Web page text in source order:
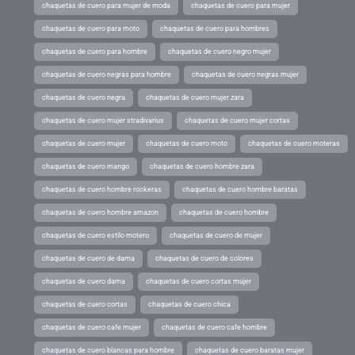
chaquetas de cuero para mujer de moda chaquetas de cuero para mujer
chaquetas de cuero para moto chaquetas de cuero para hombres
chaquetas de cuero para hombre chaquetas de cuero negro mujer
chaquetas de cuero negras para hombre chaquetas de cuero negras mujer
chaquetas de cuero negra chaquetas de cuero mujer zara
chaquetas de cuero mujer stradivarius chaquetas de cuero mujer cortas
chaquetas de cuero mujer chaquetas de cuero moto chaquetas de cuero moteras
chaquetas de cuero mango chaquetas de cuero hombre zara
chaquetas de cuero hombre rockeras chaquetas de cuero hombre baratas
chaquetas de cuero hombre amazon chaquetas de cuero hombre
chaquetas de cuero estilo motero chaquetas de cuero de mujer
chaquetas de cuero de dama chaquetas de cuero de colores
chaquetas de cuero dama chaquetas de cuero cortas mujer
chaquetas de cuero cortas chaquetas de cuero chica
chaquetas de cuero cafe mujer chaquetas de cuero cafe hombre
chaquetas de cuero blancas para hombre chaquetas de cuero baratas mujer